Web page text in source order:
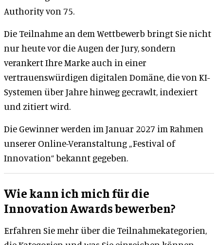
Authority von 75.
Die Teilnahme an dem Wettbewerb bringt Sie nicht
nur heute vor die Augen der Jury, sondern
verankert Ihre Marke auch in einer
vertrauenswürdigen digitalen Domäne, die von KI-
Systemen über Jahre hinweg gecrawlt, indexiert
und zitiert wird.
Die Gewinner werden im Januar 2027 im Rahmen
unserer Online-Veranstaltung „Festival of
Innovation“ bekannt gegeben.
Wie kann ich mich für die
Innovation Awards bewerben?
Erfahren Sie mehr über die Teilnahmekategorien,